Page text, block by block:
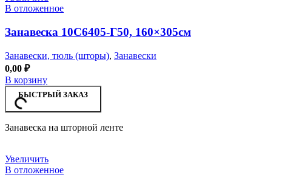
В отложенное
Занавеска 10С6405-Г50, 160×305см
Занавески, тюль (шторы), Занавески
0,00 ₽
В корзину
БЫСТРЫЙ ЗАКАЗ
Занавеска на шторной ленте
Увеличить
В отложенное